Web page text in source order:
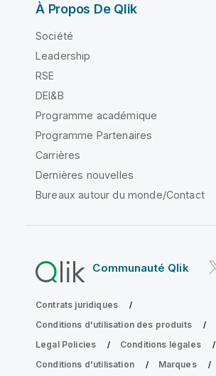
À Propos De Qlik
Société
Leadership
RSE
DEI&B
Programme académique
Programme Partenaires
Carrières
Dernières nouvelles
Bureaux autour du monde/Contact
Communauté Qlik
Contrats juridiques
Conditions d'utilisation des produits
Legal Policies
Conditions légales
Conditions d'utilisation
Marques